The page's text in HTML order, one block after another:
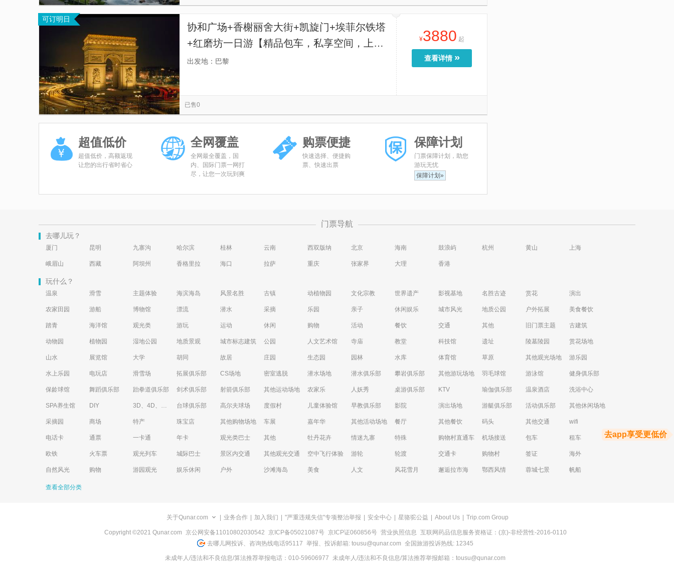
可订明日
协和广场+香榭丽舍大街+凯旋门+埃菲尔铁塔
+红磨坊一日游【精品包车，私享空间，上门
接送，轻松出行】
出发地：巴黎
¥3880 起
查看详情 »
已售0
超值低价
超值低价，高额返现
让您的出行省时省心
全网覆盖
全网最全覆盖，国
内、国际门票一网打
尽，让您一次玩到爽
购票便捷
快速选择、便捷购
票、快速出票
保障计划
门票保障计划，助您
游玩无忧
保障计划»
门票导航
去哪儿玩？
厦门 昆明 九寨沟 哈尔滨 桂林 云南 西双版纳 北京 海南 鼓浪屿 杭州 黄山 上海
峨眉山 西藏 阿坝州 香格里拉 海口 拉萨 重庆 张家界 大理 香港
玩什么？
温泉 滑雪 主题体验 海滨海岛 风景名胜 古镇 动植物园 文化宗教 世界遗产 影视基地 名胜古迹 赏花 演出
农家田园 游船 博物馆 漂流 潜水 采摘 乐园 亲子 休闲娱乐 城市风光 地质公园 户外拓展 美食餐饮
踏青 海洋馆 观光类 游玩 运动 休闲 购物 活动 餐饮 交通 其他 旧门票主题 古建筑
动物园 植物园 湿地公园 地质景观 城市标志建筑 公园 人文艺术馆 寺庙 教堂 科技馆 遗址 陵墓陵园 赏花场地
山水 展览馆 大学 胡同 故居 庄园 生态园 园林 水库 体育馆 草原 其他观光场地 游乐园
水上乐园 电玩店 滑雪场 拓展俱乐部 CS场地 密室逃脱 潜水场地 潜水俱乐部 攀岩俱乐部 其他游玩场地 羽毛球馆 游泳馆 健身俱乐部
保龄球馆 舞蹈俱乐部 跆拳道俱乐部 剑术俱乐部 射箭俱乐部 其他运动场地 农家乐 人妖秀 桌游俱乐部 KTV 瑜伽俱乐部 温泉酒店 洗浴中心
SPA养生馆 DIY 3D、4D、5D艺术体验馆 台球俱乐部 高尔夫球场 度假村 儿童体验馆 早教俱乐部 影院 演出场地 游艇俱乐部 活动俱乐部 其他休闲场地
采摘园 商场 特产 珠宝店 其他购物场地 车展 嘉年华 其他活动场地 餐厅 其他餐饮 码头 其他交通 wifi
电话卡 通票 一卡通 年卡 观光类巴士 其他 牡丹花卉 情迷九寨 特殊 购物村直通车 机场接送 包车 租车
欧铁 火车票 观光列车 城际巴士 景区内交通 其他观光交通 空中飞行体验 游轮 轮渡 交通卡 购物村 签证 海外
自然风光 购物 游园观光 娱乐休闲 户外 沙滩海岛 美食 人文 风花雪月 邂逅拉市海 鄂西风情 蓉城七景 帆船
查看全部分类
关于Qunar.com 业务合作 加入我们 "严重违规失信"专项整治举报 安全中心 星骆驼公益 About Us Trip.com Group
Copyright ©2021 Qunar.com 京公网安备11010802030542 京ICP备05021087号 京ICP证060856号 营业执照信息 互联网药品信息服务资格证：(京)-非经营性-2016-0110
去哪儿网投诉、咨询热线电话95117 举报、投诉邮箱: tousu@qunar.com 全国旅游投诉热线: 12345
未成年人/违法和不良信息/算法推荐举报电话：010-59606977 未成年人/违法和不良信息/算法推荐举报邮箱：tousu@qunar.com
去app享受更低价